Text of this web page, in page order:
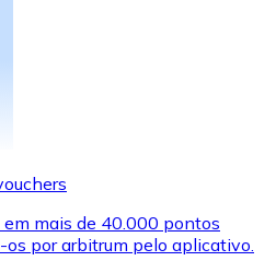
presente
mais de 40.000 pontos
por arbitrum pelo aplicativo.